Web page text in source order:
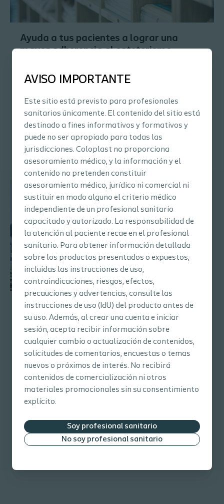
AVISO IMPORTANTE
Este sitio está previsto para profesionales
sanitarios únicamente. El contenido del sitio está
destinado a fines informativos y formativos y
puede no ser apropiado para todas las
jurisdicciones. Coloplast no proporciona
asesoramiento médico, y la información y el
contenido no pretenden constituir
asesoramiento médico, jurídico ni comercial ni
sustituir en modo alguno el criterio médico
independiente de un profesional sanitario
capacitado y autorizado. La responsabilidad de
la atención al paciente recae en el profesional
sanitario. Para obtener información detallada
sobre los productos presentados o expuestos,
incluidas las instrucciones de uso,
contraindicaciones, riesgos, efectos,
precauciones y advertencias, consulte las
instrucciones de uso (IdU) del producto antes de
su uso. Además, al crear una cuenta e iniciar
sesión, acepta recibir información sobre
cualquier cambio o actualización de contenidos,
solicitudes de comentarios, encuestas o temas
nuevos o próximos de interés. No recibirá
contenidos de comercialización ni otros
materiales promocionales sin su consentimiento
explícito.
Soy profesional sanitario
No soy profesional sanitario
Ayuda a tus pacientes a lograr una
mayor adherencia al cateterismo
Estudio cualitativo que analiza los elementos que llevan a
trabajar con los pacientes para conseguir una mejor
adherencia.
Leer más
Grupos de expertos
Coloplast colabora con diferentes profesionales
con el fin de elaborar proyectos de investigación
así como materiales educativos para otros
profesionales implicados en el campo de la
incontinencia urinaria.
Conoce los proyectos de nuestros grupos de